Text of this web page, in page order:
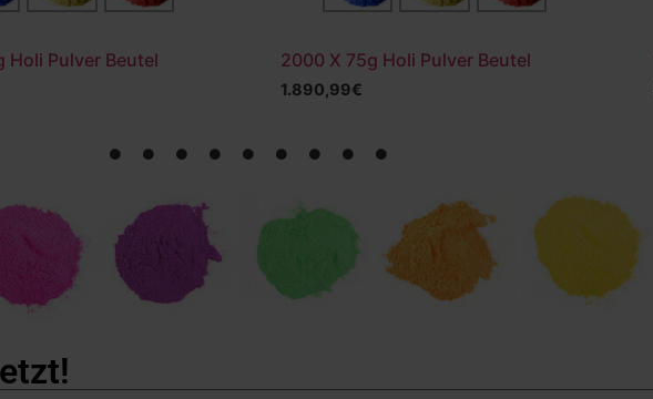
Holi Pulver Beutel 2000 X 75g Holi Pulver Beutel
1.890,99€